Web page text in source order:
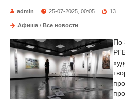
admin 25-07-2025, 00:05 13
Афиша / Все новости
По